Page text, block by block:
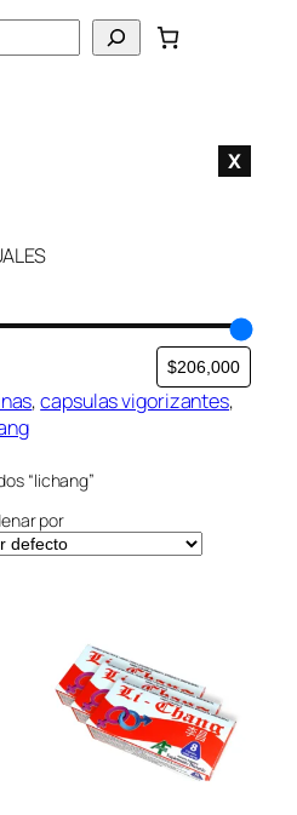
X
, capsulas vigorizantes,
“lichang”
por